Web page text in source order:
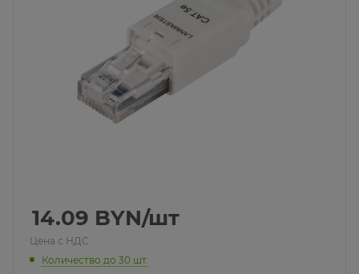
14.09 BYN/шт
Цена с НДС
Количество до 30 шт.